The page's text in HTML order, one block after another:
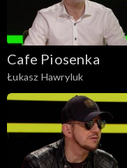
Cafe Piosenka
Łukasz Hawryluk